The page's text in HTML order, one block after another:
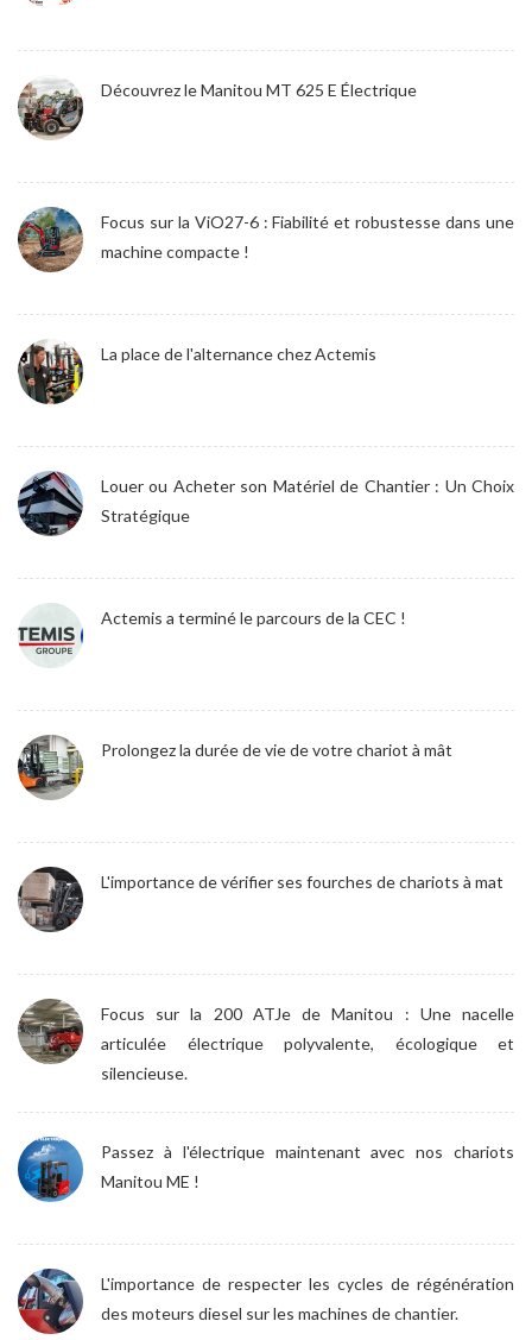
Découvrez le Manitou MT 625 E Électrique
Focus sur la ViO27-6 : Fiabilité et robustesse dans une
machine compacte !
La place de l'alternance chez Actemis
Louer ou Acheter son Matériel de Chantier : Un Choix
Stratégique
Actemis a terminé le parcours de la CEC !
Prolongez la durée de vie de votre chariot à mât
L'importance de vérifier ses fourches de chariots à mat
Focus sur la 200 ATJe de Manitou : Une nacelle
articulée électrique polyvalente, écologique et
silencieuse.
Passez à l'électrique maintenant avec nos chariots
Manitou ME !
L'importance de respecter les cycles de régénération
des moteurs diesel sur les machines de chantier.